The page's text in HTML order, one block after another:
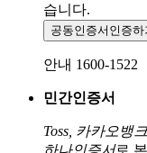
습니다.
공동인증서 인증하
안내 1600-1522
민간인증서
Toss, 카카오뱅